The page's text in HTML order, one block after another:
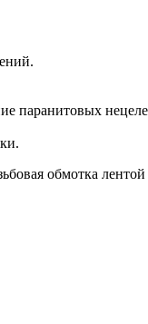
паранитовых
обмотка